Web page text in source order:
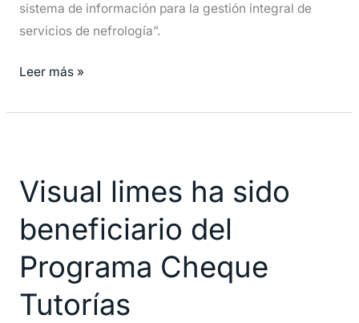
sistema de información para la gestión integral de
servicios de nefrología”.
Leer más »
Visual limes ha sido
beneficiario del
Programa Cheque
Tutorías
ha
beneficiario
del
Programa
Cheque